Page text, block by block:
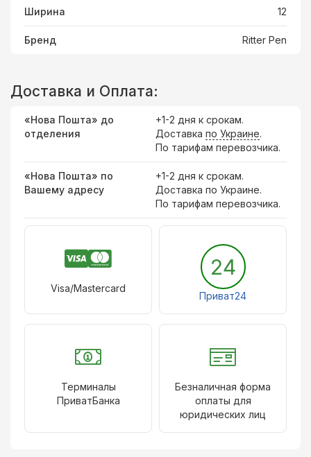
Ширина 12
Бренд Ritter Pen
Доставка и Оплата:
«Нова Пошта» до
отделения
+1-2 дня к срокам.
Доставка по Украине.
По тарифам перевозчика.
«Нова Пошта» по
Вашему адресу
+1-2 дня к срокам.
Доставка по Украине.
По тарифам перевозчика.
Visa/Mastercard
24
Приват24
Терминалы
ПриватБанка
Безналичная форма
оплаты для
юридических лиц